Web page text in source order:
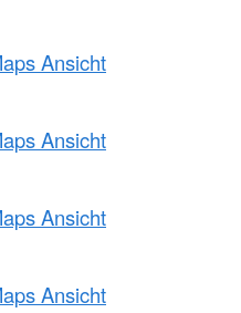
Ansicht
Ansicht
Ansicht
Ansicht